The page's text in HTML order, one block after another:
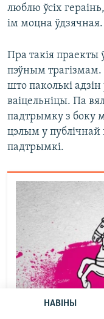
НАВІНЫ
люблю ўсіх
ім моцна ўдзячная.
Пра такія праекты
пэўным
што паколькі
ваіцельніцы. Па
падтрымку з боку
цэлым у
падтрымкі.